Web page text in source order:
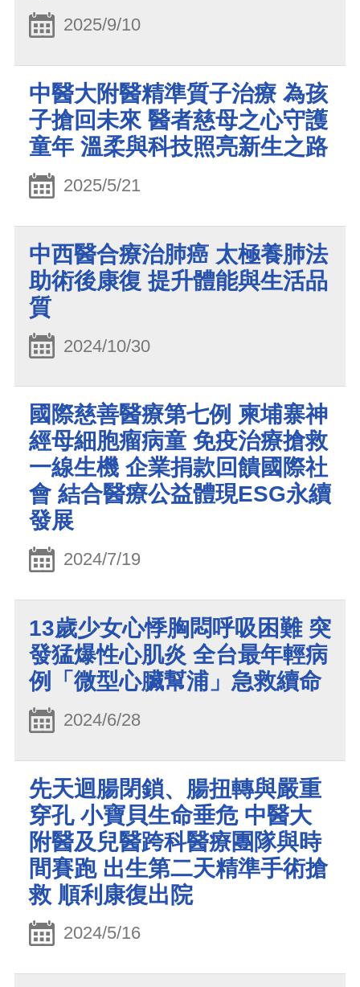
2025/9/10
中醫大附醫精準質子治療 為孩
子搶回未來 醫者慈母之心守護
童年 溫柔與科技照亮新生之路
2025/5/21
中西醫合療治肺癌 太極養肺法
助術後康復 提升體能與生活品
質
2024/10/30
國際慈善醫療第七例 柬埔寨神
經母細胞瘤病童 免疫治療搶救
一線生機 企業捐款回饋國際社
會 結合醫療公益體現ESG永續
發展
2024/7/19
13歲少女心悸胸悶呼吸困難 突
發猛爆性心肌炎 全台最年輕病
例「微型心臟幫浦」急救續命
2024/6/28
先天迴腸閉鎖、腸扭轉與嚴重
穿孔 小寶貝生命垂危 中醫大
附醫及兒醫跨科醫療團隊與時
間賽跑 出生第二天精準手術搶
救 順利康復出院
2024/5/16